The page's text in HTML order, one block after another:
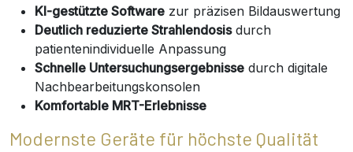
KI-gestützte Software zur präzisen Bildauswertung
Deutlich reduzierte Strahlendosisdurch
patientenindividuelle Anpassung
Schnelle Untersuchungsergebnisse durch digitale
Nachbearbeitungskonsolen
Komfortable MRT-Erlebnisse
Modernste Geräte für höchste Qualität